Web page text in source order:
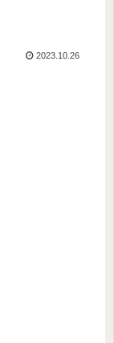
2023.10.26